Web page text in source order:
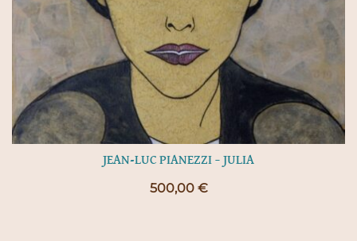
JEAN-LUC PIANEZZI – JULIA
500,00 €